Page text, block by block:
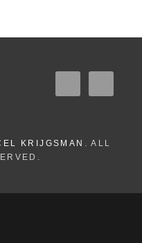
KRIJGSMAN . ALL